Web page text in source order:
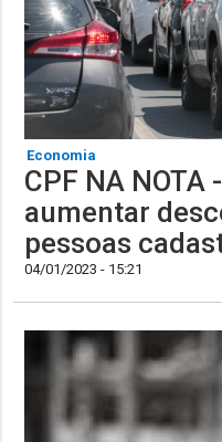
Economia
CPF NA NOTA
aumentar
pessoas
04/01/2023 - 15:21